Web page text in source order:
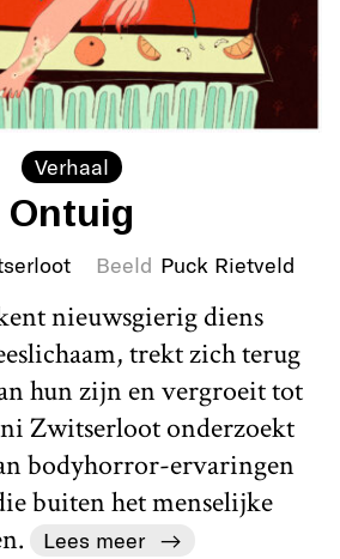
Verhaal
Ontuig
Beeld Puck Rietveld
nieuwsgierig diens
trekt zich terug
hun zijn en vergroeit tot
Zwitserloot onderzoekt
bodyhorror-ervaringen
buiten het menselijke
Lees meer